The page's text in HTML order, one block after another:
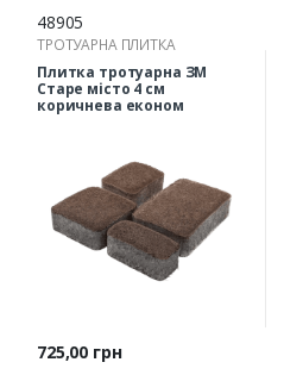
48905
ТРОТУАРНА ПЛИТКА
Плитка тротуарна ЗМ
Старе місто 4 см
коричнева економ
Ціна
725,00 грн